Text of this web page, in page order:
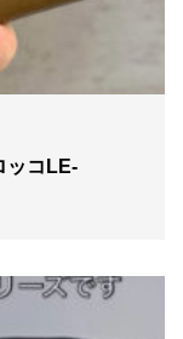
ッコLE-